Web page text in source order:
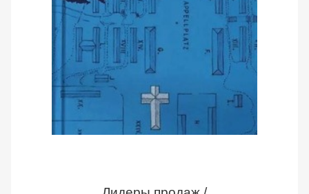
Сопротивление и покорность. Дитрих